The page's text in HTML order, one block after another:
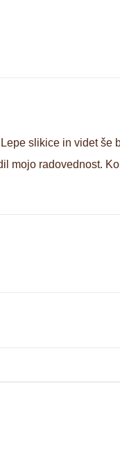
slikice in videt še
mojo radovednost.